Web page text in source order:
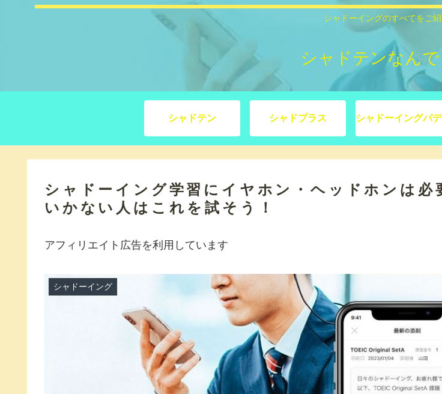
シャドーイングのすべてをご紹
シャドテンなん
シャドテン シャドプラス シャドーイングバ
シャドーイング学習にイヤホン・ヘッドホンは必
いかない人はこれを試そう！
アフィリエイト広告を利用しています
シャドーイング